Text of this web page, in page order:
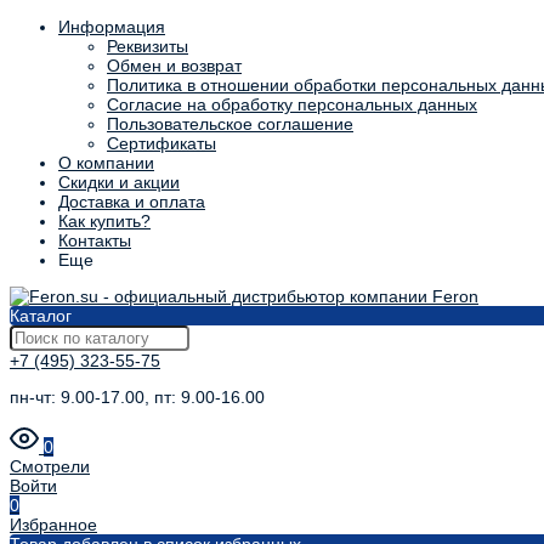
Информация
Реквизиты
Обмен и возврат
Политика в отношении обработки персональных
Согласие на обработку персональных данных
Пользовательское соглашение
Сертификаты
О компании
Скидки и акции
Доставка и оплата
Как купить?
Контакты
Еще
Каталог
+7 (495) 323-55-75
пн-чт: 9.00-17.00, пт: 9.00-16.00
0
Смотрели
Войти
0
Избранное